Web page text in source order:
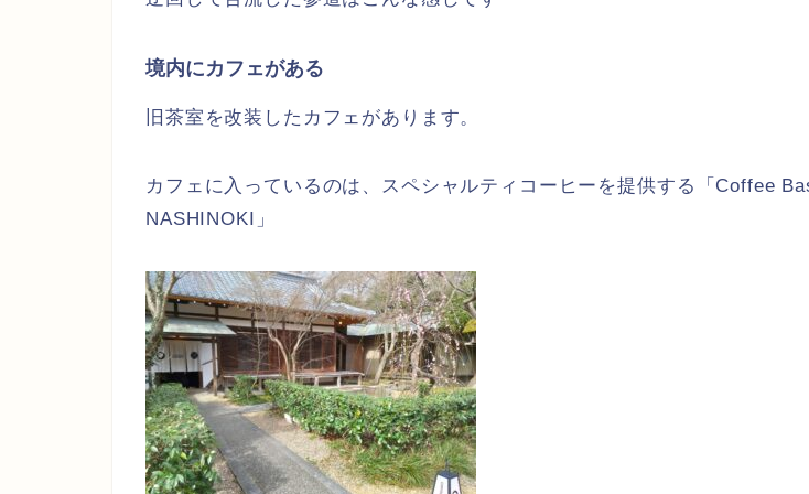
境内にカフェがある
旧茶室を改装したカフェがあります。
カフェに入っているのは、スペシャルティコーヒーを提供する「Coffee
NASHINOKI」